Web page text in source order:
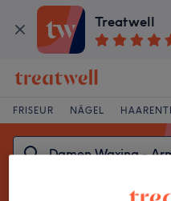
Treatwell
FRISEUR NÄGEL